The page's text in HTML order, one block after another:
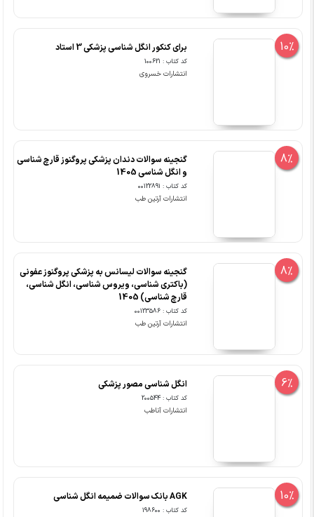
10% برای کنکور انگل شناسی پزشکی 3 استاد
کد کتاب : 100621
انتشارات خسروی
8%
گنجینه سوالات دندان پزشکی پروگنوز قارچ شناسی
و انگل شناسی 1405
کد کتاب : 00122891
انتشارات آرتین طب
8%
گنجینه سوالات لیسانس به پزشکی پروگنوز عفونی
(باکتری شناسی، ویروس شناسی، انگل شناسی،
قارچ شناسی) 1405
کد کتاب : 00123586
انتشارات آرتین طب
6% انگل شناسی مصور پزشکی
کد کتاب : 200544
انتشارات آناطب
10% AGK بانک سوالات ضمیمه انگل شناسی
کد کتاب : 198600